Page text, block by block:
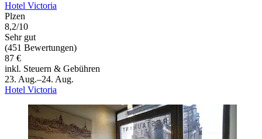
Hotel Victoria
Plzen
8,2/10
Sehr gut
(451 Bewertungen)
87 €
inkl. Steuern & Gebühren
23. Aug.–24. Aug.
Hotel Victoria